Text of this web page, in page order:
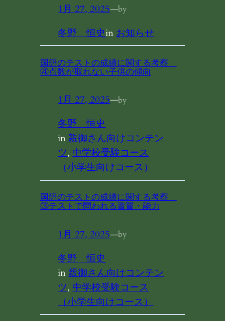
1月 27, 2025—by
冬野 恒史in お知らせ
国語のテストの成績に関する考察
④点数が取れない子供の傾向
1月 27, 2025—by
冬野 恒史
in親御さん向けコンテン
ツ, 中学校受験コース
（小学生向けコース）
国語のテストの成績に関する考察
③テストで問われる資質・能力
1月 27, 2025—by
冬野 恒史
in親御さん向けコンテン
ツ, 中学校受験コース
（小学生向けコース）